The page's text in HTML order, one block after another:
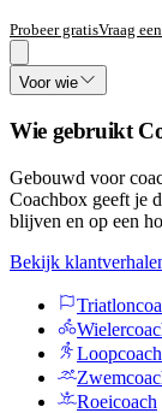
Probeer gratisVraag
Voor wie
Wie gebruikt
Gebouwd voor
Coachbox geeft je
blijven en op een
Bekijk
Loopcoach
Roeicoach